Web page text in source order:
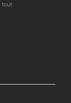
tout